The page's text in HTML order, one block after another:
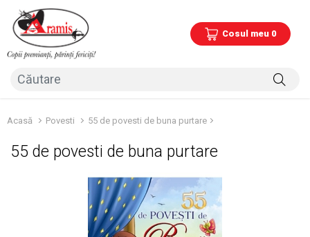
Cosul meu 0
Acasă Povesti 55 de povesti de buna purtare
55 de povesti de buna purtare